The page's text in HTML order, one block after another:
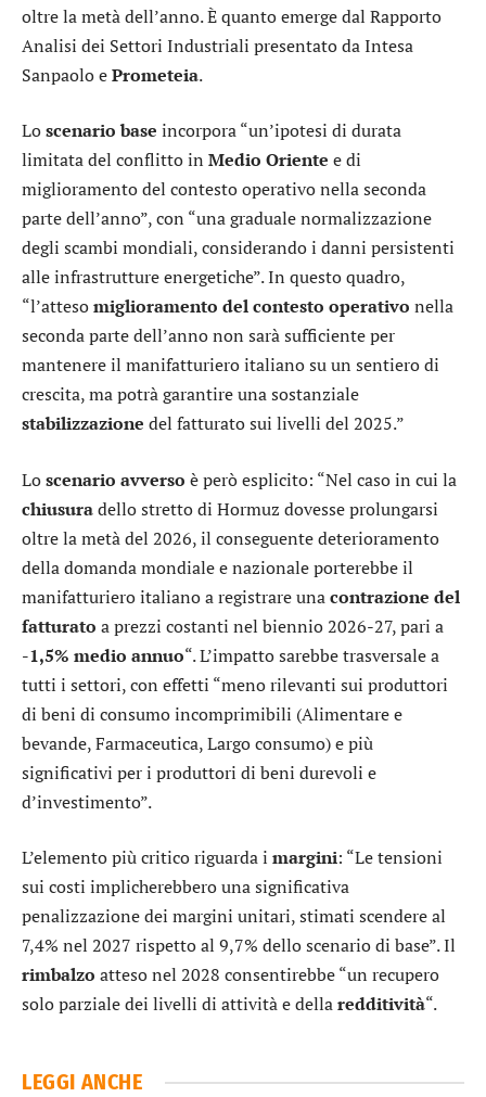
oltre la metà dell’anno. È quanto emerge dal Rapporto
Analisi dei Settori Industriali presentato daIntesa
SanpaoloePrometeia.
Loscenario base incorpora “un’ipotesi di durata
limitata del conflitto in Medio Oriente e di
miglioramento del contesto operativo nella seconda
parte dell’anno”, con “una graduale normalizzazione
degli scambi mondiali, considerando i danni persistenti
alle infrastrutture energetiche”. In questo quadro,
“l’attesomiglioramento del contesto operativo nella
seconda parte dell’anno non sarà sufficiente per
mantenere il manifatturiero italiano su un sentiero di
crescita, ma potrà garantire una sostanziale
stabilizzazione del fatturato sui livelli del 2025.”
Loscenario avverso è però esplicito: “Nel caso in cui la
chiusuradello stretto di Hormuz dovesse prolungarsi
oltre la metà del 2026, il conseguente deterioramento
della domanda mondiale e nazionale porterebbe il
manifatturiero italiano a registrare unacontrazione del
fatturato a prezzi costanti nel biennio 2026-27, pari a
-1,5% medio annuo“. L’impatto sarebbe trasversale a
tutti i settori, con effetti “meno rilevanti sui produttori
di beni di consumo incomprimibili (Alimentare e
bevande, Farmaceutica, Largo consumo) e più
significativi per i produttori di beni durevoli e
d’investimento”.
L’elemento più critico riguarda i margini: “Le tensioni
sui costi implicherebbero una significativa
penalizzazione dei margini unitari, stimati scendere al
7,4% nel 2027 rispetto al 9,7% dello scenario di base”. Il
rimbalzo atteso nel 2028 consentirebbe “un recupero
solo parziale dei livelli di attività e dellaredditività“.
LEGGI ANCHE